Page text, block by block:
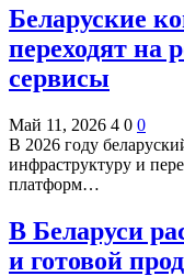
Беларуские
переходят на
сервисы
Май 11, 2026 4 0 0
В 2026 году
инфраструктуру и
платформ…
В Беларуси
и готовой